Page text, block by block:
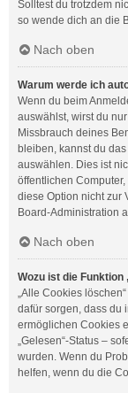
Solltest du trotzdem
so wende dich an die
Nach oben
Warum werde ich
Wenn du beim
auswählst, wirst du
Missbrauch deines
bleiben, kannst du
auswählen. Dies ist
öffentlichen
diese Option nicht zur
Board-Administration
Nach oben
Wozu ist die
„Alle Cookies
dafür sorgen, dass du
ermöglichen Cookies
„Gelesen“-Status –
wurden. Wenn du
helfen, wenn du die